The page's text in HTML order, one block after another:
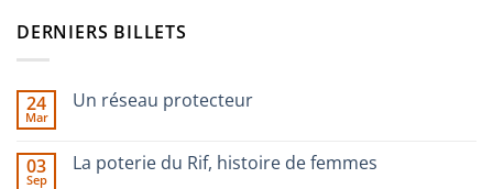
DERNIERS BILLETS
24
Mar
Un réseau protecteur
Un
réseau
03
Sep
La poterie du Rif, histoire de femmes